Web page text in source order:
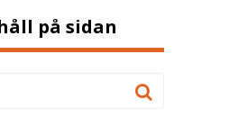
på sidan